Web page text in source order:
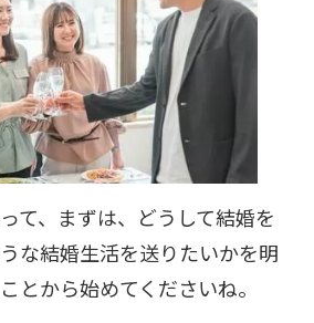
て、まずは、どうして結婚を
な結婚生活を送りたいかを明
とから始めてくださいね。